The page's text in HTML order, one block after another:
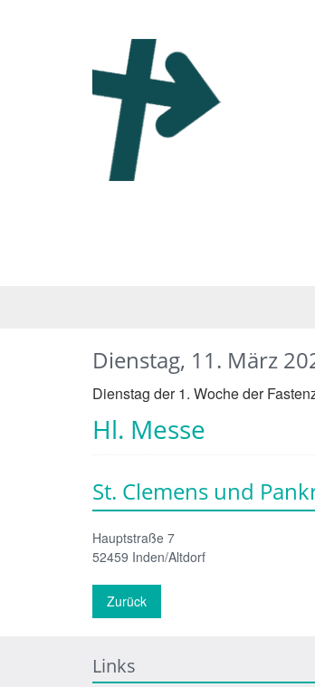
Hl. Messe
Dienstag, 11. März
Dienstag der 1. Woche der
St. Clemens und
Hauptstraße 7
52459 Inden/Altdorf
Zurück
Links